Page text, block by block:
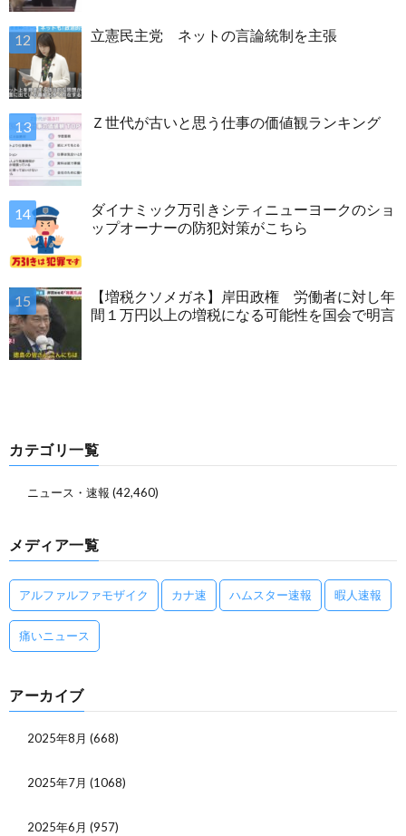
立憲民主党 ネットの言論統制を主張
Ｚ世代が古いと思う仕事の価値観ランキング
ダイナミック万引きシティニューヨークのショ
ップオーナーの防犯対策がこちら
【増税クソメガネ】岸田政権 労働者に対し年
間１万円以上の増税になる可能性を国会で明言
カテゴリ一覧
ニュース・速報 (42,460)
メディア一覧
アルファルファモザイク カナ速 ハムスター速報 暇人速報
痛いニュース
アーカイブ
2025年8月 (668)
2025年7月 (1068)
2025年6月 (957)